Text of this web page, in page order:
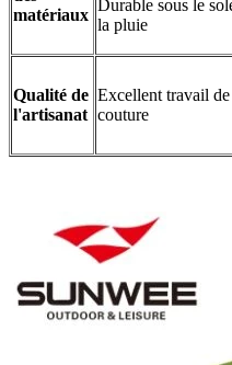
matériaux
Durable sous le
la pluie
Qualité de
l'artisanat
Excellent travail de
couture